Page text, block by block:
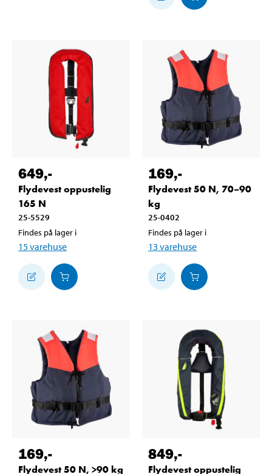
649,-
Flydevest oppustelig
165 N
25-5529
Findes på lager i
15varehuse
169,-
Flydevest 50 N, 70–90
kg
25-0402
Findes på lager i
13 varehuse
169,-
Flydevest 50 N, >90 kg
849,-
Flydevest oppustelig